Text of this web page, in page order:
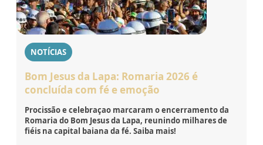
NOTÍCIAS
Bom Jesus da Lapa: Romaria 2026 é
concluída com fé e emoção
Procissão e celebraçao marcaram o encerramento da
Romaria do Bom Jesus da Lapa, reunindo milhares de
fiéis na capital baiana da fé. Saiba mais!